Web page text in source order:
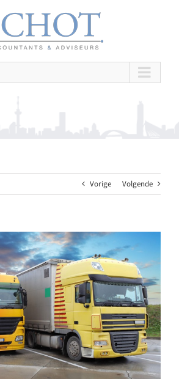
Vorige Volgende